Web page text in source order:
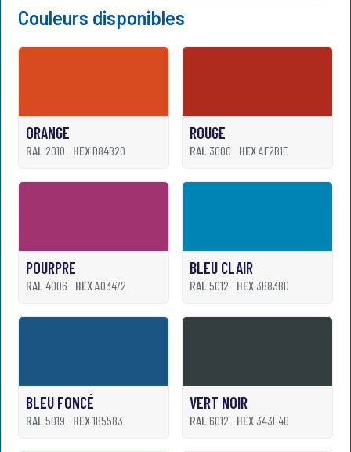
Couleurs disponibles
ORANGE
RAL 2010 HEX D84B20
ROUGE
RAL 3000 HEXAF2B1E
POURPRE
RAL 4006 HEXA03472
BLEU CLAIR
RAL 5012 HEX3B83BD
BLEU FONCÉ
RAL 5019 HEX1B5583
VERT NOIR
RAL 6012 HEX343E40